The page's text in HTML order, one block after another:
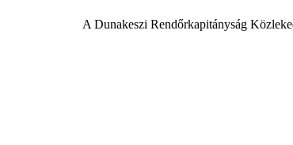
A Dunakeszi Rendőrkapitányság